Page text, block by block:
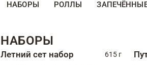
НАБОРЫ РОЛЛЫ
НАБОРЫ
Летний сет набор
615 г